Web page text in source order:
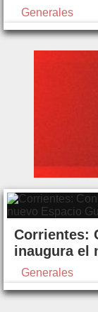
Generales
Corrientes:
inaugura el
Generales